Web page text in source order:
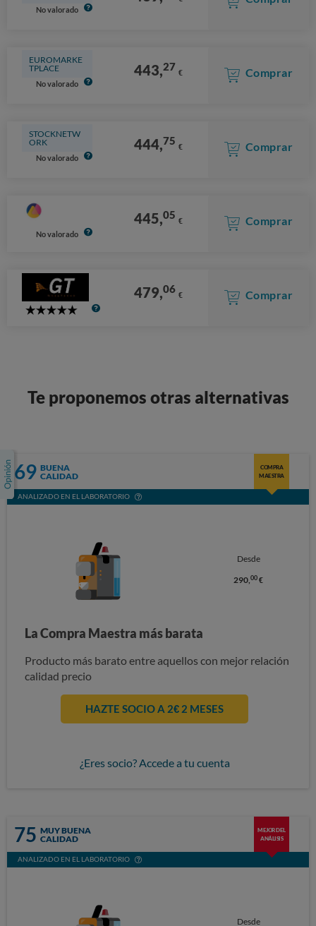
No valorado
EUROMARKE
TPLACE
No valorado
443,27 € Comprar
STOCKNETW
ORK
No valorado
444,75 € Comprar
No valorado
445,05 € Comprar
5
479,06 € Comprar
Te proponemos otras alternativas
69 BUENA
CALIDAD
COMPRA
MAESTRA
ANALIZADO EN EL LABORATORIO
Desde
290,00 €
La Compra Maestra más barata
Producto más barato entre aquellos con mejor relación
calidad precio
HAZTE SOCIO A 2€ 2 MESES
¿Eres socio? Accede a tu cuenta
75 MUY BUENA
CALIDAD
MEJOR DEL
ANÁLISIS
ANALIZADO EN EL LABORATORIO
Desde